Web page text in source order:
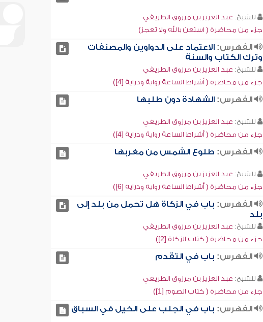
للشيخ: عبد العزيز بن مرزوق الطريفي
جزء من محاضرة ( استعن بالله ولا تعجز)
الفهرس: الاعتماد على الدواوين والمصنفات
وترك الكتاب والسنة
للشيخ: عبد العزيز بن مرزوق الطريفي
جزء من محاضرة ( أشراط الساعة رواية ودراية [4])
الفهرس: الشهادة دون طلبها
للشيخ: عبد العزيز بن مرزوق الطريفي
جزء من محاضرة ( أشراط الساعة رواية ودراية [4])
الفهرس: طلوع الشمس من مغربها
للشيخ: عبد العزيز بن مرزوق الطريفي
جزء من محاضرة ( أشراط الساعة رواية ودراية [6])
الفهرس: باب في الزكاة هل تحمل من بلد إلى
بلد
للشيخ: عبد العزيز بن مرزوق الطريفي
جزء من محاضرة ( كتاب الزكاة [2])
الفهرس: باب في التقدم
للشيخ: عبد العزيز بن مرزوق الطريفي
جزء من محاضرة ( كتاب الصوم [1])
الفهرس: باب في الجلب على الخيل في السباق